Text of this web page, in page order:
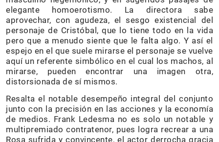
elegante homoerotismo. La directora sabe
aprovechar, con agudeza, el sesgo existencial del
personaje de Cristóbal, que lo tiene todo en la vida
pero que a menudo siente que le falta algo. Y así el
espejo en el que suele mirarse el personaje se vuelve
aquí un referente simbólico en el cual los machos, al
mirarse, pueden encontrar una imagen otra,
distorsionada de sí mismos.
Resalta el notable desempeño integral del conjunto
junto con la precisión en las acciones y la economía
de medios. Frank Ledesma no es solo un notable y
multipremiado contratenor, pues logra recrear a una
Rosa sufrida y convincente, el actor derrocha gracia